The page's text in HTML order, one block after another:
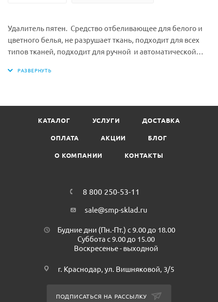
Удалитель пятен. Средство отбеливающее для белого и
цветного белья, не разрушает ткань, подходит для всех
типов тканей, подходит для ручной и автоматической
Назначение: для отбеливания и удаления пятен от чая,
тканных материалов, одежды, белья. Средство
стиральных машинах и в ручной стирке. Так же
используется для удаления пятен с ковровых покрытий,
загрязненные места нанести средство на 10-20 минут.
Далее стирать обычным способом.
Стирка с отбеливанием в стиральной машине: 100-150 г на
5-6 кг сухого белья к средству для стирки. Стирать
ярлыке белья.
КАТАЛОГ УСЛУГИ ДОСТАВКА
ОПЛАТА АКЦИИ БЛОГ
О КОМПАНИИ КОНТАКТЫ
8 800 250-53-11
sale@smp-sklad.ru
Будние дни (Пн.-Пт.) с 9.00 до 18.00
Суббота с 9.00 до 15.00
Воскресенье - выходной
г. Краснодар, ул. Вишняковой, 3/5
ПОДПИСАТЬСЯ НА РАССЫЛКУ